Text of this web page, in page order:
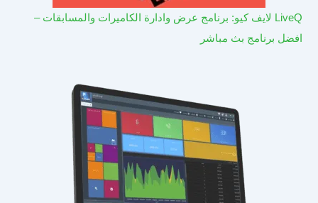
LiveQ لايف كيو: برنامج عرض وادارة الكاميرات والمسابقات –
افضل برنامج بث مباشر